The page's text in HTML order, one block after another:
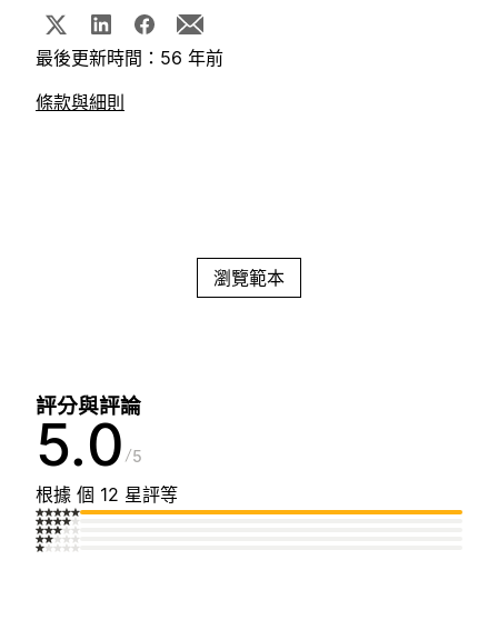
最後更新時間：56 年前
條款與細則
瀏覽範本
評分與評論
5.0 5
根據 個 12 星評等